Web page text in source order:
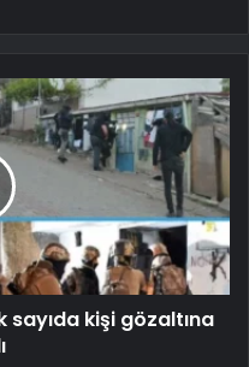
sayıda kişi gözaltına